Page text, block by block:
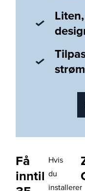
Få
inntil
Hvis
du
installerer